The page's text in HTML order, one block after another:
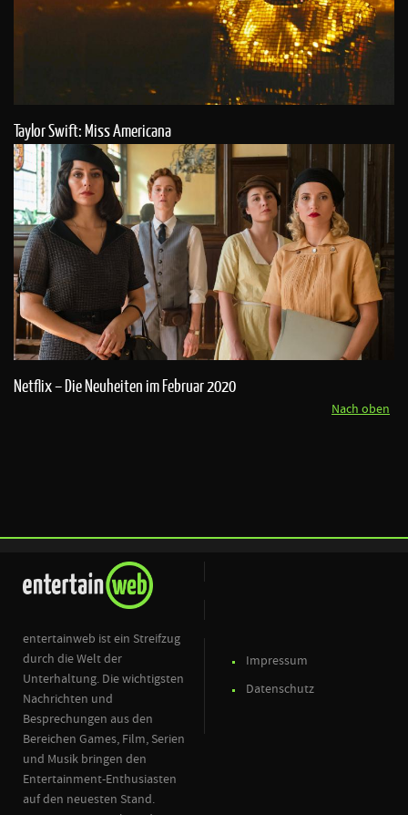
Taylor Swift: Miss Americana
Netflix – Die Neuheiten im Februar 2020
Nach oben
entertainweb ist ein Streifzug
durch die Welt der
Unterhaltung. Die wichtigsten
Nachrichten und
Besprechungen aus den
Bereichen Games, Film, Serien
und Musik bringen den
Entertainment-Enthusiasten
auf den neuesten Stand.
Impressum
Datenschutz